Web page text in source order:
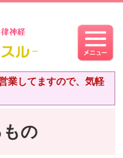
業してますので、気軽
の